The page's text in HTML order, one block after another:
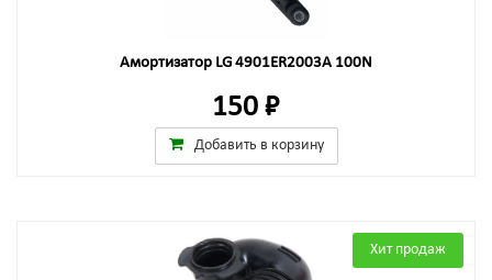
Амортизатор LG 4901ER2003A 100N
150 ₽
Добавить в корзину
Хит продаж